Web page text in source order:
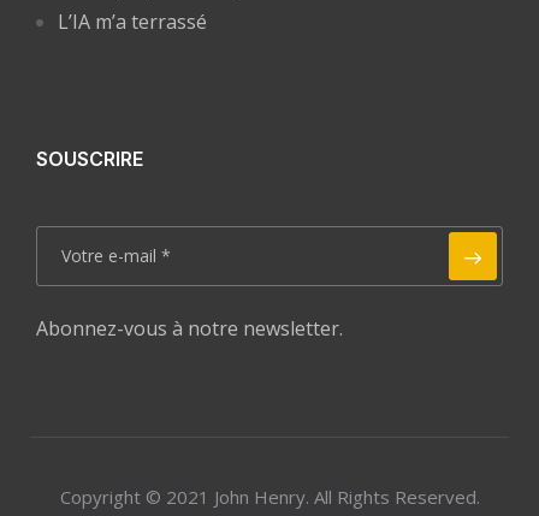
L’IA m’a terrassé
SOUSCRIRE
Abonnez-vous à notre newsletter.
Copyright © 2021 John Henry. All Rights Reserved.